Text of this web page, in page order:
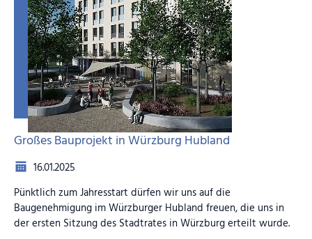
Großes Bauprojekt in Würzburg Hubland
16.01.2025
Pünktlich zum Jahresstart dürfen wir uns auf die
Baugenehmigung im Würzburger Hubland freuen, die uns in
der ersten Sitzung des Stadtrates in Würzburg erteilt wurde.